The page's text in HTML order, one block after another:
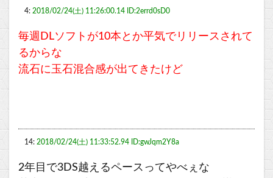
4: 2018/02/24(土) 11:26:00.14 ID:2errd0sD0
毎週DLソフトが10本とか平気でリリースされて
るからな
流石に玉石混合感が出てきたけど
14: 2018/02/24(土) 11:33:52.94 ID:gwJqm2Y8a
2年目で3DS越えるペースってやべぇな